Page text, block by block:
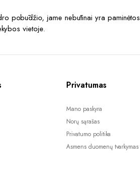
pobūdžio, jame nebūtinai yra
vietoje.
Privatumas
Mano paskyra
Norų sąrašas
Privatumo politika
Asmens duomenų tvarkymas